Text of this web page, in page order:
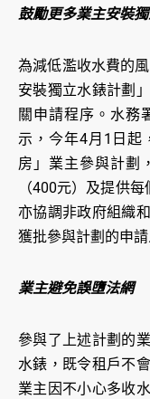
鼓勵更多業主安裝
為減低濫收水費的
安裝獨立水錶計劃
關申請程序。水務
示，今年4月1日起
房」業主參與計劃
（400元）及提供
亦協調非政府組織
獲批參與計劃的申
業主避免誤墮法網
參與了上述計劃的
水錶，既令租戶不
業主因不小心多收